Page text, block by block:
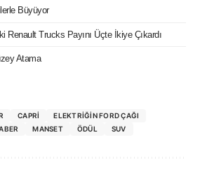
Büyüyor
Renault Trucks Payını Üçte İkiye Çıkardı
Atama
CAPRI
ELEKTRIĞIN FORD ÇAĞI
MANSET ÖDÜL SUV